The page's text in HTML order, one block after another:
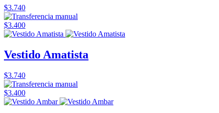
$3.740
$3.400
Vestido Amatista
$3.740
$3.400